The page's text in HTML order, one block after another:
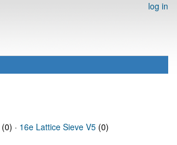
log in
(0) · 16e Lattice Sieve V5 (0)